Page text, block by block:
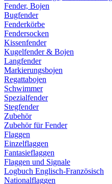
Fender, Bojen
Bugfender
Fenderkörbe
Fendersocken
Kissenfender
Kugelfender & Bojen
Langfender
Markierungsbojen
Regattabojen
Schwimmer
Spezialfender
Stegfender
Zubehör
Zubehör für Fender
Flaggen
Einzelflaggen
Fantasieflaggen
Flaggen und Signale
Logbuch Englisch-Französisch
Nationalflaggen